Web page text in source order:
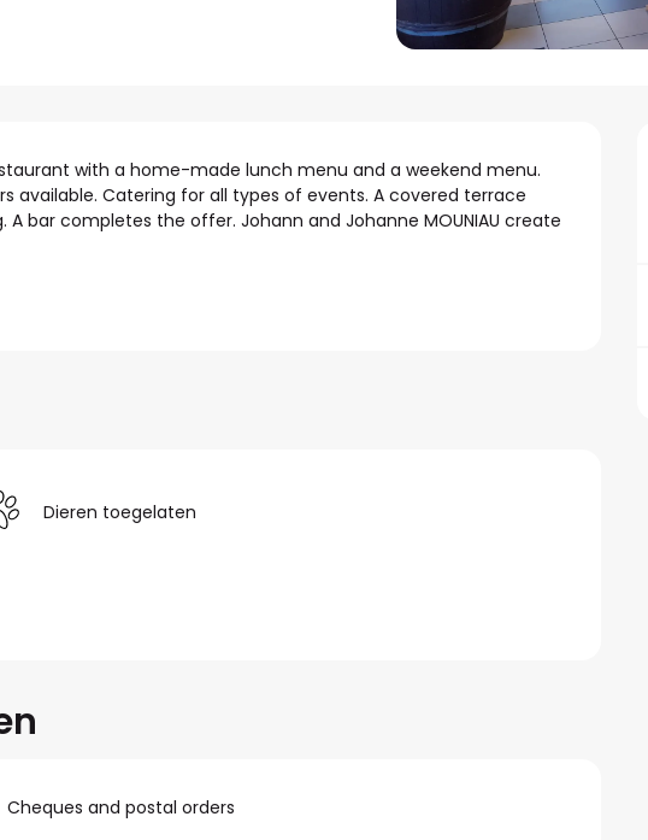
with a home-made lunch menu and a weekend menu.
available. Catering for all types of events. A covered terrace
bar completes the offer. Johann and Johanne MOUNIAU create
Dieren toegelaten
Cheques and postal orders